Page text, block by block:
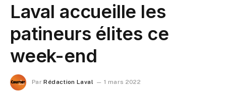
Laval accueille les
patineurs élites ce
week-end
Par Rédaction Laval 1 mars 2022